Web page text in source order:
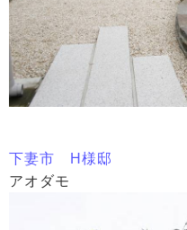
下妻市 H様邸
アオダモ